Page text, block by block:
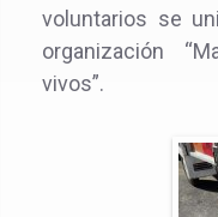
voluntarios se
organización
vivos”.